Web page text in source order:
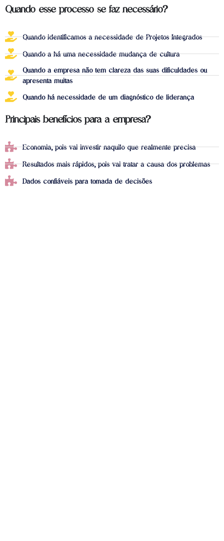
Quando esse processo se faz necessário?
Quando identificamos a necessidade de Projetos Integrados
Quando a há uma necessidade mudança de cultura
Quando a empresa não tem clareza das suas dificuldades ou
apresenta muitas
Quando há necessidade de um diagnóstico de liderança
Principais benefícios para a empresa?
Economia, pois vai investir naquilo que realmente precisa
Resultados mais rápidos, pois vai tratar a causa dos problemas
Dados confiáveis para tomada de decisões